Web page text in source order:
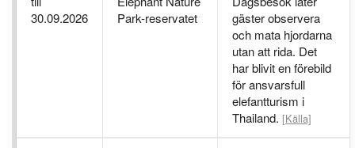
30.09.2026
Park-reservatet
gäster observera
och mata hjordarna
utan att rida. Det
har blivit en förebild
för ansvarsfull
elefantturism i
Thailand. [Källa]